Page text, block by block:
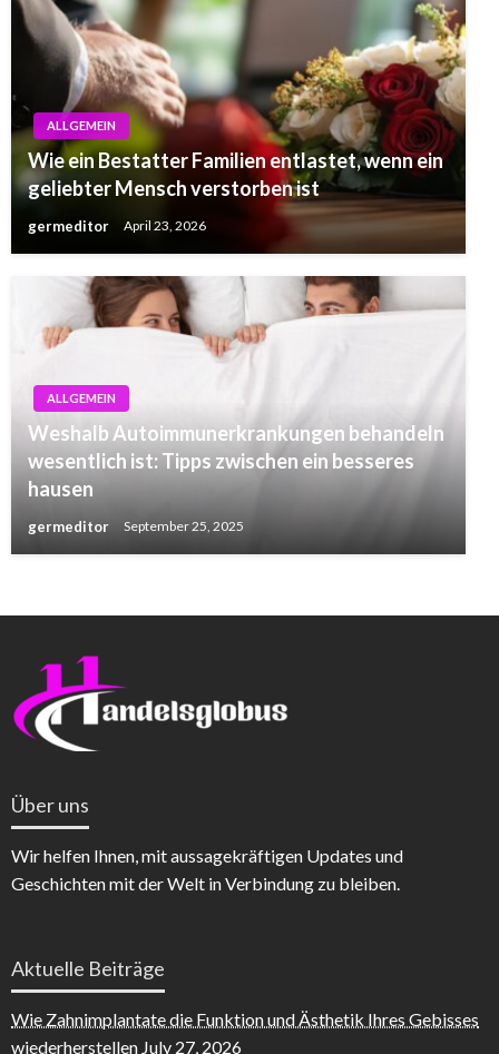
ALLGEMEIN
Wie ein Bestatter Familien entlastet, wenn ein
geliebter Mensch verstorben ist
germeditor April 23, 2026
ALLGEMEIN
Weshalb Autoimmunerkrankungen behandeln
wesentlich ist: Tipps zwischen ein besseres
hausen
germeditor September 25, 2025
Über uns
Wir helfen Ihnen, mit aussagekräftigen Updates und
Geschichten mit der Welt in Verbindung zu bleiben.
Aktuelle Beiträge
Wie Zahnimplantate die Funktion und Ästhetik Ihres Gebisses
wiederherstellen July 27, 2026